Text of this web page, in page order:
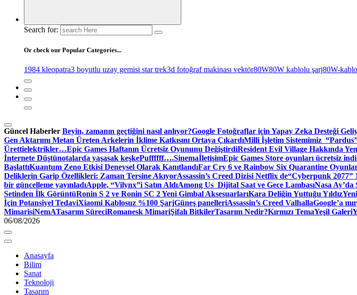
Search for:
Or check our Popular Categories...
1984 kleopatra3 boyutlu uzay gemisi star trek3d fotoğraf makinası vektör80W80W kablolu şarj80W-
Güncel Haberler Beyin, zamanın geçtiğini nasıl anlıyor?Google Fotoğraflar için Yapay Zeka Desteği
Gen Aktarımı Metan Üreten Arkelerin İklime Katkısını Ortaya ÇıkardıMilli İşletim Sistemimiz
Ürettielektrikler…Epic Games Haftanın Ücretsiz Oyununu DeğiştirdiResident Evil Village Hakkında
İnternete Düştünotalarda yaşasak keşkePuffffff….SinemaİletişimEpic Games Store oyunları ücretsiz
BaşlattıKuantum Zeno Etkisi Deneysel Olarak KanıtlandıFar Cry 6 ve Rainbow Six Quarantine
Deliklerin Garip Özellikleri: Zaman Tersine AkıyorAssassin’s Creed Dizisi Netflix de“Cyberpunk 2077”
bir güncelleme yayınladıApple, “Vilynx”i Satın AldıAmong Us Dijital Saat ve Gece LambasıNasa Ay’da
Setinden İlk GörüntüRonin S 2 ve Ronin SC 2 Yeni Gimbal AksesuarlarıKara Deliğin Yuttuğu Yıldız
İçin Potansiyel TedaviXiaomi Kablosuz %100 ŞarjGüneş panelleriAssassin’s Creed ValhallaGoogle’a
MimarisiNemATasarım SüreciRomanesk MimariŞifalı BitkilerTasarım Nedir?Kırmızı TemaYeşil Galeri
06/08/2026
Anasayfa
Bilim
Sanat
Teknoloji
Tasarım